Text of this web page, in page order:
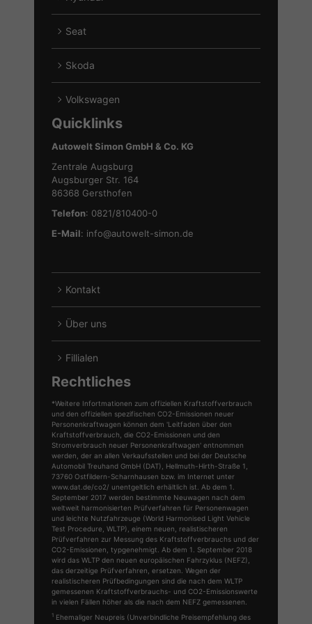
von
anzeigen
Alle
von
anzeigen
Seat
Alle
von
anzeigen
Skoda
Alle
von
Skoda
Volkswagen
Fahrzeuge
von
anzeigen
Quicklinks
Autowelt Simon GmbH & Co. KG
Zentrale Augsburg
Augsburger Str. 164
86368 Gersthofen
Telefon: 0821/810400-0
E-Mail: info@autowelt-simon.de
Kontakt
Über uns
Fillialen
Rechtliches
*Weitere Infortmationen zum offiziellen Kraftstoffverbrauch
und den offiziellen spezifischen CO2-Emissionen neuer
Personenkraftwagen können dem 'Leitfaden über den
Kraftstoffverbrauch, die CO2-Emissionen und den
Stromverbrauch neuer Personenkraftwagen' entnommen
werden, der an allen Verkaufsstellen und bei der Deutsche
Automobil Treuhand GmbH (DAT), Hellmuth-Hirth-Straße 1,
73760 Ostfildern-Scharnhausen bzw. im Internet unter
www.dat.de/co2/ unentgeltlich erhältlich ist. Ab dem 1.
September 2017 werden bestimmte Neuwagen nach dem
weltweit harmonisierten Prüfverfahren für Personenwagen
und leichte Nutzfahrzeuge (World Harmonised Light Vehicle
Test Procedure, WLTP), einem neuen, realistischeren
Prüfverfahren zur Messung des Kraftstoffverbrauchs und der
CO2-Emissionen, typgenehmigt. Ab dem 1. September 2018
wird das WLTP den neuen europäischen Fahrzyklus (NEFZ),
das derzeitige Prüfverfahren, ersetzen. Wegen der
realistischeren Prüfbedingungen sind die nach dem WLTP
gemessenen Kraftstoffverbrauchs- und CO2-Emissionswerte
in vielen Fällen höher als die nach dem NEFZ gemessenen.
1 Ehemaliger Neupreis (Unverbindliche Preisempfehlung des